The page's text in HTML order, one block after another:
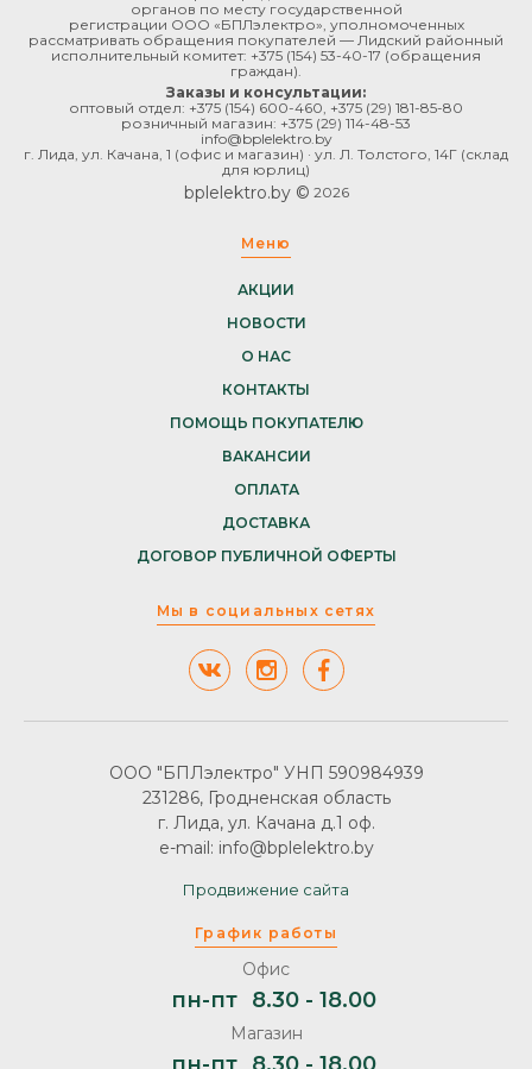
органов по месту государственной
регистрации ООО «БПЛэлектро», уполномоченных
рассматривать обращения покупателей — Лидский районный
исполнительный комитет: +375 (154) 53-40-17 (обращения
граждан).
Заказы и консультации:
оптовый отдел: +375 (154) 600-460 +375 (29) 181-85-80
розничный магазин: +375 (29) 114-48-53
info@bplelektro.by
г. Лида, ул. Качана, 1 (офис и магазин) · ул. Л. Толстого, 14Г (склад
для юрлиц)
bplelektro.by © 2026
Меню
АКЦИИ
НОВОСТИ
О НАС
КОНТАКТЫ
ПОМОЩЬ ПОКУПАТЕЛЮ
ВАКАНСИИ
ОПЛАТА
ДОСТАВКА
ДОГОВОР ПУБЛИЧНОЙ ОФЕРТЫ
Мы в социальных сетях
График работы
Офис
пн-пт 8.30 - 18.00
Магазин
ООО "БПЛэлектро" УНП 590984939
231286, Гродненская область
г. Лида, ул. Качана д.1 оф.
e-mail: info@bplelektro.by
Продвижение сайта